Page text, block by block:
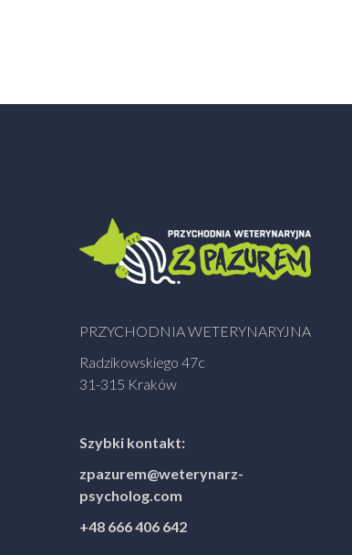
PRZYCHODNIA WETERYNARYJNA
Radzikowskiego 47c
31-315 Kraków
Szybki kontakt:
zpazurem@weterynarz-
psycholog.com
+48 666 406 642